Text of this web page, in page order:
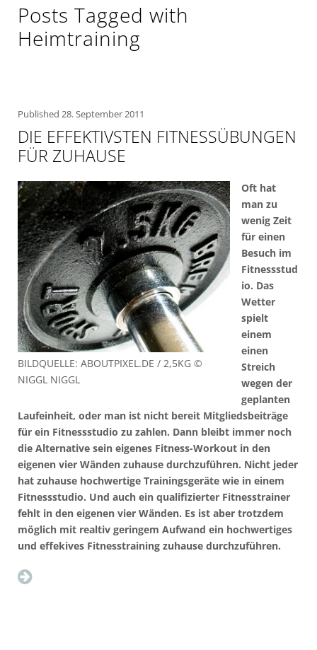
Posts Tagged with
Heimtraining
Published 28. September 2011
DIE EFFEKTIVSTEN FITNESSÜBUNGEN
FÜR ZUHAUSE
BILDQUELLE: ABOUTPIXEL.DE / 2,5KG ©
NIGGL NIGGL
Oft hat
man zu
wenig Zeit
für einen
Besuch im
Fitnessstud
io. Das
Wetter
spielt
einem
einen
Streich
wegen der
geplanten
Laufeinheit, oder man ist nicht bereit Mitgliedsbeiträge
für ein Fitnessstudio zu zahlen. Dann bleibt immer noch
die Alternative sein eigenes Fitness-Workout in den
eigenen vier Wänden zuhause durchzuführen. Nicht jeder
hat zuhause hochwertige Trainingsgeräte wie in einem
Fitnessstudio. Und auch ein qualifizierter Fitnesstrainer
fehlt in den eigenen vier Wänden. Es ist aber trotzdem
möglich mit realtiv geringem Aufwand ein hochwertiges
und effekives Fitnesstraining zuhause durchzuführen.